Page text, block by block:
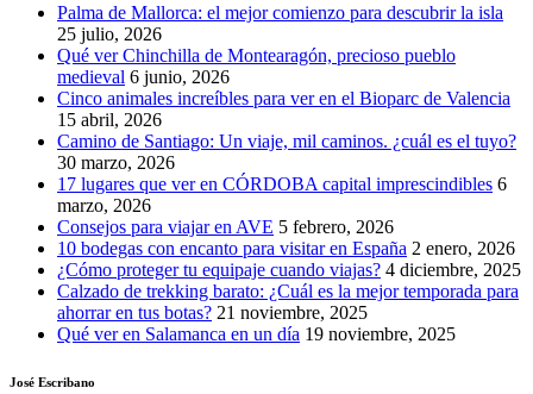
Palma de Mallorca: el mejor comienzo para descubrir la isla
25 julio, 2026
Qué ver Chinchilla de Montearagón, precioso pueblo
medieval 6 junio, 2026
Cinco animales increíbles para ver en el Bioparc de Valencia
15 abril, 2026
Camino de Santiago: Un viaje, mil caminos. ¿cuál es el tuyo?
30 marzo, 2026
17 lugares que ver en CÓRDOBA capital imprescindibles 6
marzo, 2026
Consejos para viajar en AVE 5 febrero, 2026
10 bodegas con encanto para visitar en España 2 enero, 2026
¿Cómo proteger tu equipaje cuando viajas? 4 diciembre, 2025
Calzado de trekking barato: ¿Cuál es la mejor temporada para
ahorrar en tus botas? 21 noviembre, 2025
Qué ver en Salamanca en un día 19 noviembre, 2025
José Escribano